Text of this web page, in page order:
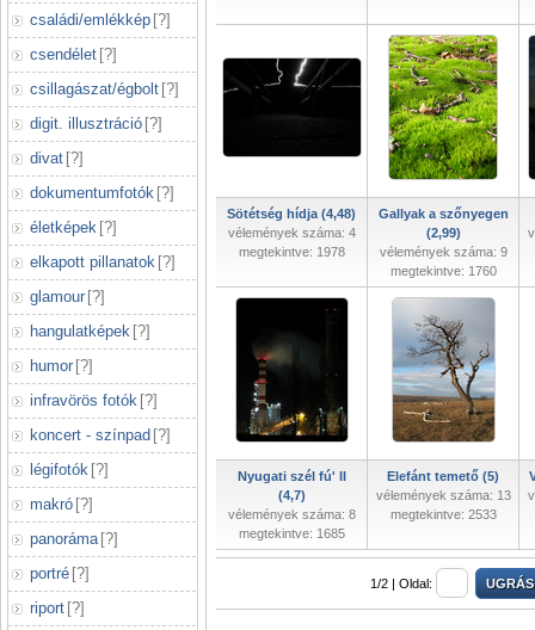
családi/emlékkép [?]
csendélet [?]
csillagászat/égbolt [?]
digit. illusztráció [?]
divat [?]
dokumentumfotók [?]
életképek [?]
elkapott pillanatok [?]
glamour [?]
hangulatképek [?]
humor [?]
infravörös fotók [?]
koncert - színpad [?]
légifotók [?]
makró [?]
panoráma [?]
portré [?]
riport [?]
Sötétség hídja (4,48)
vélemények száma: 4
megtekintve: 1978
Gallyak a szőnyegen
(2,99)
vélemények száma: 9
megtekintve: 1760
Nyugati szél fú' II
(4,7)
vélemények száma: 8
megtekintve: 1685
Elefánt temető (5)
vélemények száma: 13
megtekintve: 2533
1/2 | Oldal: